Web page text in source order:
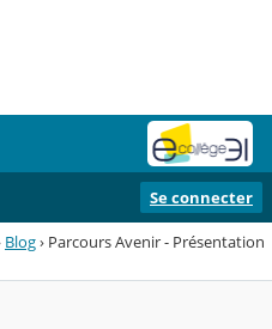
Se connecter
Blog› Parcours Avenir - Présentation